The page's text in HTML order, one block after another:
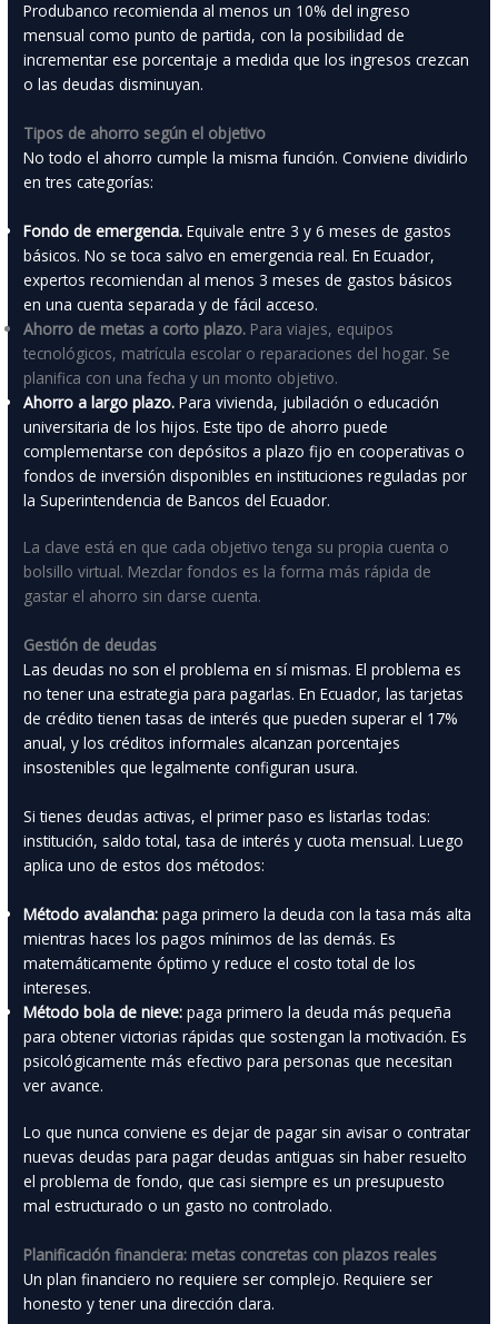
Produbanco recomienda al menos un 10% del ingreso
mensual como punto de partida, con la posibilidad de
incrementar ese porcentaje a medida que los ingresos crezcan
o las deudas disminuyan.
Tipos de ahorro según el objetivo
No todo el ahorro cumple la misma función. Conviene dividirlo
en tres categorías:
Fondo de emergencia. Equivale entre 3 y 6 meses de gastos
básicos. No se toca salvo en emergencia real. En Ecuador,
expertos recomiendan al menos 3 meses de gastos básicos
en una cuenta separada y de fácil acceso.
Ahorro de metas a corto plazo. Para viajes, equipos
tecnológicos, matrícula escolar o reparaciones del hogar. Se
planifica con una fecha y un monto objetivo.
Ahorro a largo plazo. Para vivienda, jubilación o educación
universitaria de los hijos. Este tipo de ahorro puede
complementarse con depósitos a plazo fijo en cooperativas o
fondos de inversión disponibles en instituciones reguladas por
la Superintendencia de Bancos del Ecuador.
La clave está en que cada objetivo tenga su propia cuenta o
bolsillo virtual. Mezclar fondos es la forma más rápida de
gastar el ahorro sin darse cuenta.
Gestión de deudas
Las deudas no son el problema en sí mismas. El problema es
no tener una estrategia para pagarlas. En Ecuador, las tarjetas
de crédito tienen tasas de interés que pueden superar el 17%
anual, y los créditos informales alcanzan porcentajes
insostenibles que legalmente configuran usura.
Si tienes deudas activas, el primer paso es listarlas todas:
institución, saldo total, tasa de interés y cuota mensual. Luego
aplica uno de estos dos métodos:
Método avalancha: paga primero la deuda con la tasa más alta
mientras haces los pagos mínimos de las demás. Es
matemáticamente óptimo y reduce el costo total de los
intereses.
Método bola de nieve: paga primero la deuda más pequeña
para obtener victorias rápidas que sostengan la motivación. Es
psicológicamente más efectivo para personas que necesitan
ver avance.
Lo que nunca conviene es dejar de pagar sin avisar o contratar
nuevas deudas para pagar deudas antiguas sin haber resuelto
el problema de fondo, que casi siempre es un presupuesto
mal estructurado o un gasto no controlado.
Planificación financiera: metas concretas con plazos reales
Un plan financiero no requiere ser complejo. Requiere ser
honesto y tener una dirección clara.